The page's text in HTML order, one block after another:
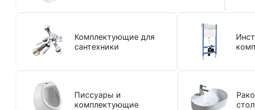
Комплектующие для
сантехники
Писсуары и
комплектующие